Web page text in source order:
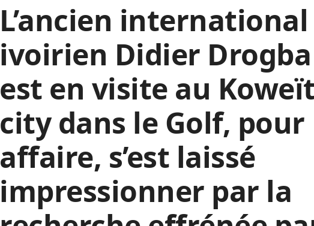
L’ancien international
ivoirien Didier Drogba
est en visite au
city dans le Golf, pour
affaire, s’est laissé
impressionner par la